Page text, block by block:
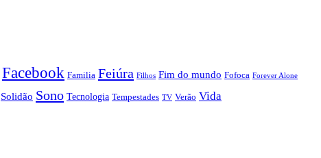
Facebook Familia Feiúra Filhos Fim do mundo Fofoca Forever Alone
Solidão Sono Tecnologia Tempestades TV Verão Vida